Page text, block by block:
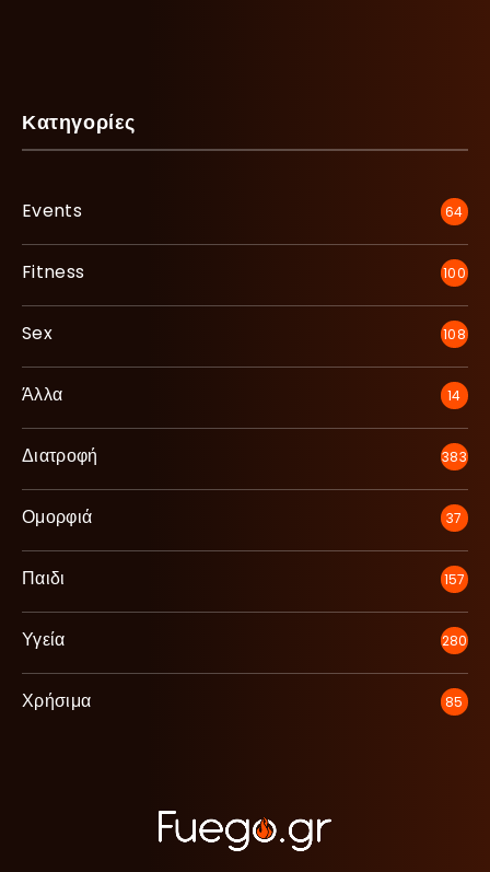
Κατηγορίες
Events 64
Fitness 100
Sex 108
Άλλα 14
Διατροφή 383
Ομορφιά 37
Παιδι 157
Υγεία 280
Χρήσιμα 85